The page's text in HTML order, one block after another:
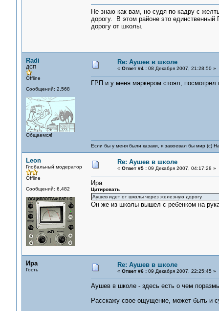
Не знаю как вам, но судя по кадру с
дорогу. В этом районе это
дорогу от школы.
Radi
ДСП
Offline
Сообщений: 2,568
Общаемся!
Re: Аушев в школе
« Ответ #4 :08 Декабря 2007, 21:28:50 »
ГРП и у меня маркером стоял, посмотрел
Если бы у меня были казаки, я завоевал бы мир (с)
Leon
Глобальный модератор
Offline
Сообщений: 6,482
Re: Аушев в школе
« Ответ #5 :09 Декабря 2007, 04:17:28 »
Ира
Цитировать
Аушев идет от школы через железную дорогу
Он же из школы вышел с ребенком на
Ира
Гость
Re: Аушев в школе
« Ответ #6 :09 Декабря 2007, 22:25:45 »
Аушев в школе - здесь есть о чем
Расскажу свое ощущение, может быть и